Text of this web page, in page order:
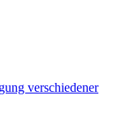
verschiedener